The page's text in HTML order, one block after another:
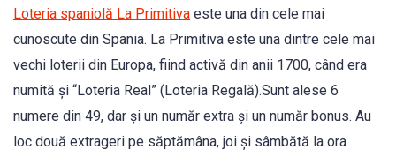
Loteria spaniolă La Primitiva este una din cele mai
cunoscute din Spania. La Primitiva este una dintre cele mai
vechi loterii din Europa, fiind activă din anii 1700, când era
numită și “Loteria Real” (Loteria Regală).Sunt alese 6
numere din 49, dar și un număr extra și un număr bonus. Au
loc două extrageri pe săptămâna, joi și sâmbătă la ora